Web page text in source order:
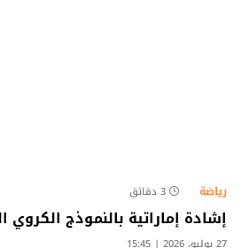
رياضة 3 دقائق
إشادة إماراتية بالنموذج الكروي